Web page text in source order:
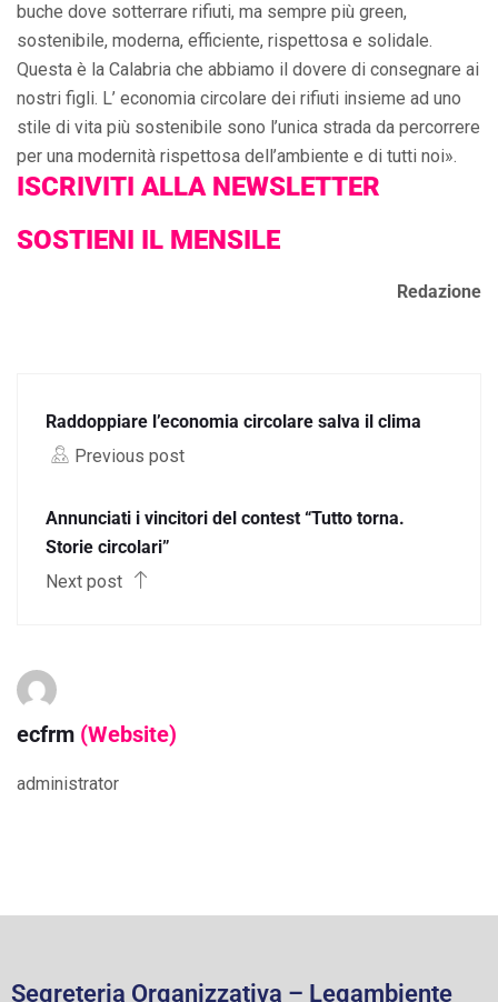
buche dove sotterrare rifiuti, ma sempre più green,
sostenibile, moderna, efficiente, rispettosa e solidale.
Questa è la Calabria che abbiamo il dovere di consegnare ai
nostri figli. L’ economia circolare dei rifiuti insieme ad uno
stile di vita più sostenibile sono l’unica strada da percorrere
per una modernità rispettosa dell’ambiente e di tutti noi».
ISCRIVITI ALLA NEWSLETTER
SOSTIENI IL MENSILE
Redazione
Raddoppiare l’economia circolare salva il clima
Previous post
Annunciati i vincitori del contest “Tutto torna.
Storie circolari”
Next post
ecfrm (Website)
administrator
Segreteria Organizzativa – Legambiente